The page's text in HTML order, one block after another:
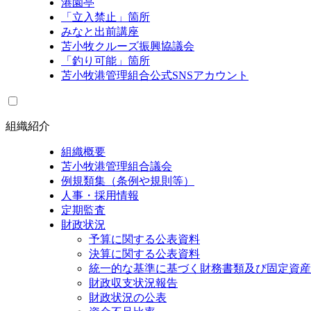
港園亭
「立入禁止」箇所
みなと出前講座
苫小牧クルーズ振興協議会
「釣り可能」箇所
苫小牧港管理組合公式SNSアカウント
組織紹介
組織概要
苫小牧港管理組合議会
例規類集（条例や規則等）
人事・採用情報
定期監査
財政状況
予算に関する公表資料
決算に関する公表資料
統一的な基準に基づく財務書類及び固定資
財政収支状況報告
財政状況の公表